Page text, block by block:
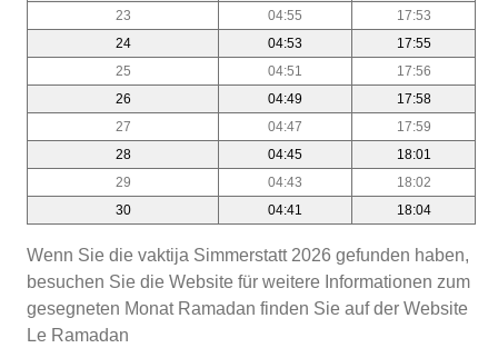
23
04:55
17:53
24
04:53
17:55
25
04:51
17:56
26
04:49
17:58
27
04:47
17:59
28
04:45
18:01
29
04:43
18:02
30
04:41 18:04
Wenn Sie die vaktija Simmerstatt 2026 gefunden haben,
besuchen Sie die Website für weitere Informationen zum
gesegneten Monat Ramadan finden Sie auf der Website
Le Ramadan